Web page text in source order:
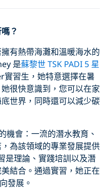
？
有熱帶海灘和溫暖海水的
是蘇黎世 TSK PADI 5 星
實習生，她特意選擇在暑
很快意識到，您可以在家
世界，同時還可以減少碳
機會：一流的潛水教育、
為該領域的專業發展提供
是理論、實踐培訓以及潛
結合。通過實習，她正在
發展。